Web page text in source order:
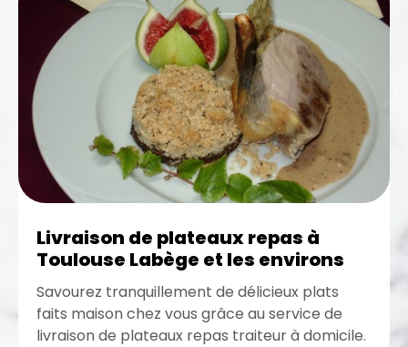
Livraison de plateaux repas à
Toulouse Labège et les environs
Savourez tranquillement de délicieux plats
faits maison chez vous grâce au service de
livraison de plateaux repas traiteur à domicile.